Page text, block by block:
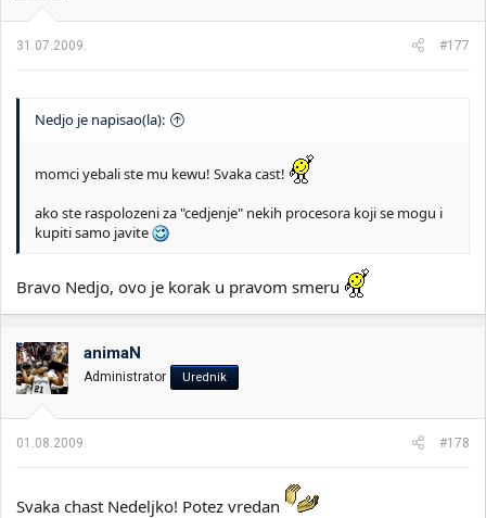
31.07.2009. #177
Nedjo je napisao(la):
momci yebali ste mu kewu! Svaka cast!
ako ste raspolozeni za "cedjenje" nekih procesora koji se mogu i
kupiti samo javite
Bravo Nedjo, ovo je korak u pravom smeru
animaN
Administrator Urednik
01.08.2009. #178
Svaka chast Nedeljko! Potez vredan